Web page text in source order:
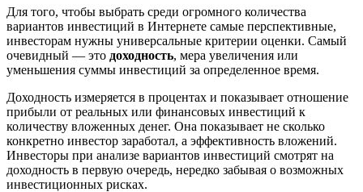
Для того, чтобы выбрать среди огромного количества
вариантов инвестиций в Интернете самые перспективные,
инвесторам нужны универсальные критерии оценки. Самый
очевидный — это доходность, мера увеличения или
уменьшения суммы инвестиций за определенное время.
Доходность измеряется в процентах и показывает отношение
прибыли от реальных или финансовых инвестиций к
количеству вложенных денег. Она показывает не сколько
конкретно инвестор заработал, а эффективность вложений.
Инвесторы при анализе вариантов инвестиций смотрят на
доходность в первую очередь, нередко забывая о возможных
инвестиционных рисках.